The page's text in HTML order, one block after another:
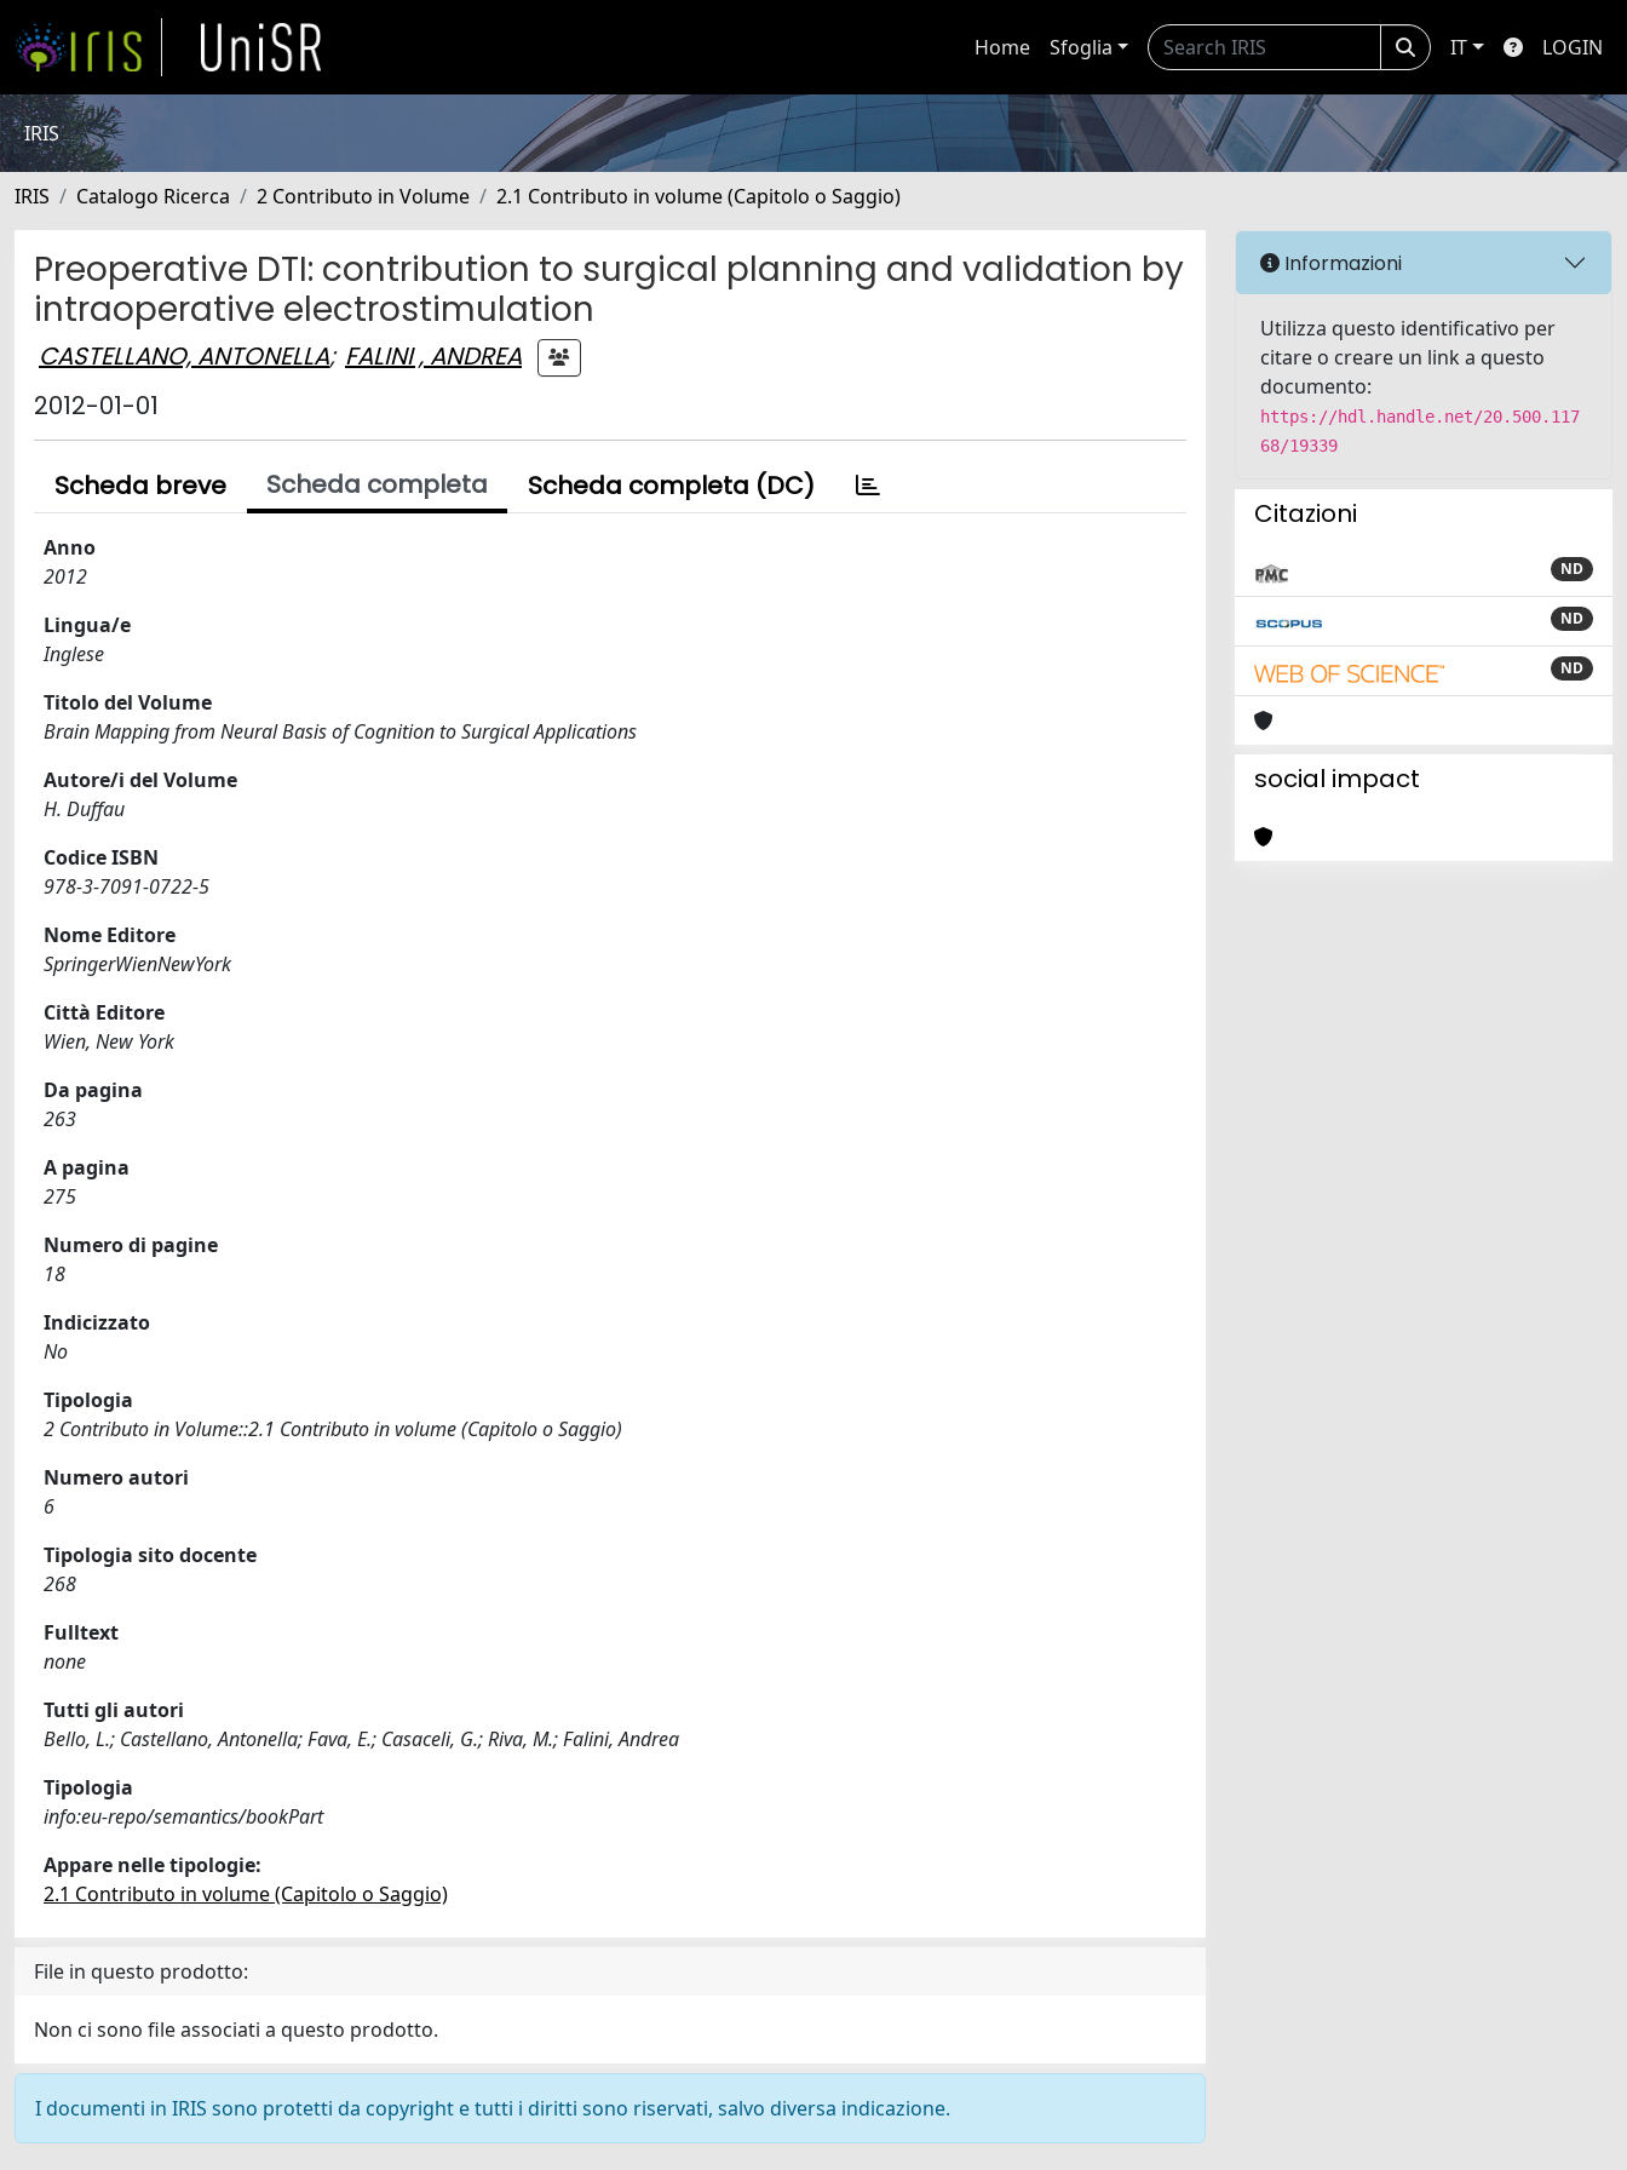
Home Sfoglia IT LOGIN
IRIS
IRIS Catalogo Ricerca 2 Contributo in Volume 2.1 Contributo in volume (Capitolo o Saggio)
Preoperative DTI: contribution to surgical planning and validation by
intraoperative electrostimulation
CASTELLANO, ANTONELLA; FALINI , ANDREA
2012-01-01
Scheda breve Scheda completa Scheda completa (DC)
Anno
2012
Lingua/e
Inglese
Titolo del Volume
Brain Mapping from Neural Basis of Cognition to Surgical Applications
Autore/i del Volume
H. Duffau
Codice ISBN
978-3-7091-0722-5
Nome Editore
SpringerWienNewYork
Città Editore
Wien, New York
Da pagina
263
A pagina
275
Numero di pagine
18
Indicizzato
No
Tipologia
2 Contributo in Volume::2.1 Contributo in volume (Capitolo o Saggio)
Numero autori
6
Tipologia sito docente
268
Fulltext
none
Tutti gli autori
Bello, L.; Castellano, Antonella; Fava, E.; Casaceli, G.; Riva, M.; Falini, Andrea
Tipologia
info:eu-repo/semantics/bookPart
Appare nelle tipologie:
2.1 Contributo in volume (Capitolo o Saggio)
File in questo prodotto:
Non ci sono file associati a questo prodotto.
I documenti in IRIS sono protetti da copyright e tutti i diritti sono riservati, salvo diversa indicazione.
Informazioni
Utilizza questo identificativo per
citare o creare un link a questo
documento:
https://hdl.handle.net/20.500.117
68/19339
Citazioni
ND
ND
ND
social impact